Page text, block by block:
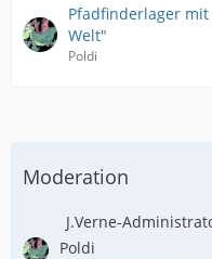
Pfadfinderlager
Welt"
Poldi
Moderation
J.Verne-
Poldi